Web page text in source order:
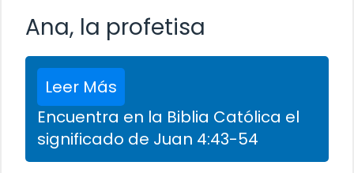
Ana, la profetisa
Leer Más
Encuentra en la Biblia Católica el
significado de Juan 4:43-54